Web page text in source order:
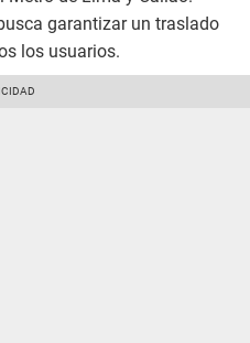
garantizar un traslado
los usuarios.